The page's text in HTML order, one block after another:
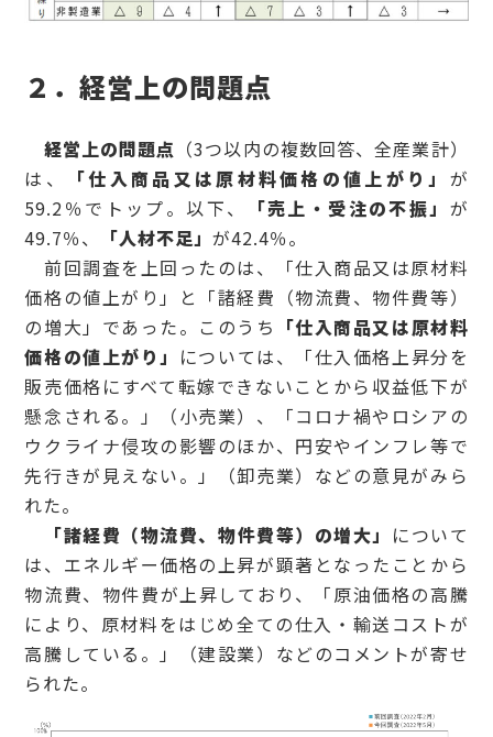
２．経営上の問題点
経営上の問題点 （3つ以内の複数回答、全産業計）
は、
「仕入商品又は原材料価格の値上がり」 が
59.2％でトップ。以下、
「売上・受注の不振」 が
49.7％、
「人材不足」が42.4％。
前回調査を上回ったのは、「仕入商品又は原材料
価格の値上がり」と「諸経費（物流費、物件費等）
の増大」であった。このうち 「仕入商品又は原材料
価格の値上がり」 については、「仕入価格上昇分を
販売価格にすべて転嫁できないことから収益低下が
懸念される。」（小売業）、「コロナ禍やロシアの
ウクライナ侵攻の影響のほか、円安やインフレ等で
先行きが見えない。」（卸売業）などの意見がみら
れた。
「諸経費（物流費、物件費等）の増大」 について
は、エネルギー価格の上昇が顕著となったことから
物流費、物件費が上昇しており、「原油価格の高騰
により、原材料をはじめ全ての仕入・輸送コストが
高騰している。」（建設業）などのコメントが寄せ
られた。